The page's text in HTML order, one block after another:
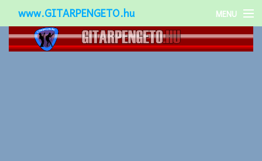
www.GITARPENGETO.hu MENU
Népszerű-